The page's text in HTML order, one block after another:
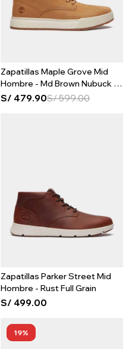
Zapatillas Maple Grove Mid
Hombre - Md Brown Nubuck W
Lt Bei
S/ 479.90S/599.00
Zapatillas Parker Street Mid
Hombre - Rust Full Grain
S/ 499.00
19